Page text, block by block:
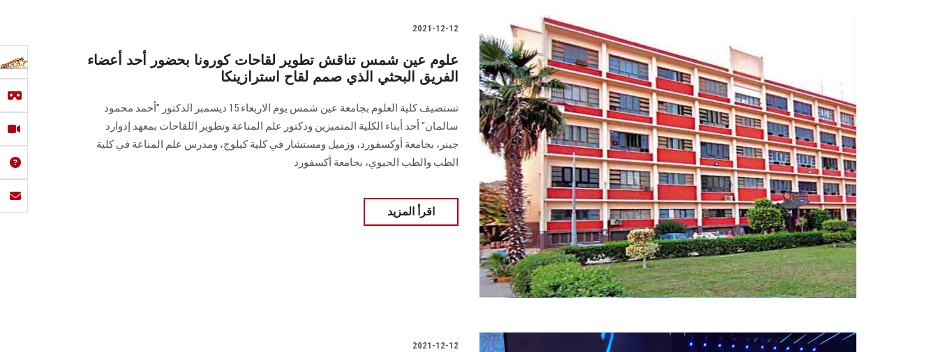
2021-12-12
علوم عين شمس تناقش تطوير لقاحات كورونا بحضور أحد أعضاء
الفريق البحثي الذي صمم لقاح استرازينكا
تستضيف كلية العلوم بجامعة عين شمس يوم الاربعاء 15 ديسمبر الدكتور "أحمد محمود
سالمان" أحد أبناء الكلية المتميزين ودكتور علم المناعة وتطوير اللقاحات بمعهد إدوارد
جينر، بجامعة أوكسفورد، وزميل ومستشار في كلية كيلوج، ومدرس علم المناعة في كلية
الطب والطب الحيوي، بجامعة أكسفورد
اقرأ المزيد
2021-12-12